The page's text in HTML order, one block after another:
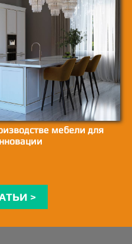
мебели для
>